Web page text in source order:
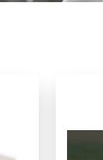
geeft je het
‘Mooi verhaal
Zelfvertrouwen